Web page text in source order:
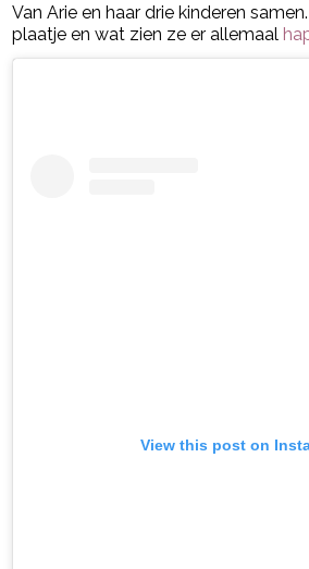
Van Arie en haar drie kinderen
plaatje en wat zien ze er allemaal
View this post on